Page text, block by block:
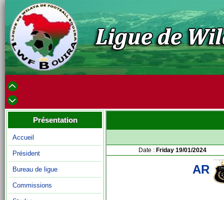
Présentation
Accueil
Président
Bureau de ligue
Commissions
Date : Friday 19/01/2024
AR